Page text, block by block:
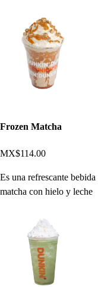
Frozen Matcha
MX$114.00
Es una refrescante
matcha con hielo y leche